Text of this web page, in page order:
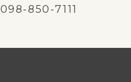
098-850-7111